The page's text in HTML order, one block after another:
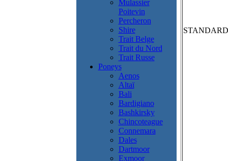
Mulassier
Poitevin
Percheron
Shire
Trait Belge
Trait du Nord
Trait Russe
Poneys
Aenos
Altaï
Bali
Bardigiano
Bashkirsky
Chincoteague
Connemara
Dales
Dartmoor
Exmoor
STANDARD